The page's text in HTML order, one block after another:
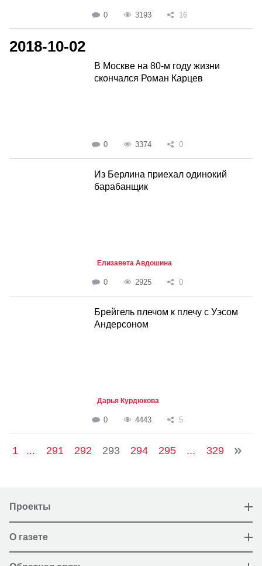
0 3193 16
2018-10-02
В Москве на 80-м году жизни
скончался Роман Карцев
0 3374 0
Из Берлина приехал одинокий
барабанщик
Елизавета Авдошина
0 2925 0
Брейгель плечом к плечу с Уэсом
Андерсоном
Дарья Курдюкова
0 4443 5
1 ... 291 292 293 294 295 ... 329
Проекты
О газете